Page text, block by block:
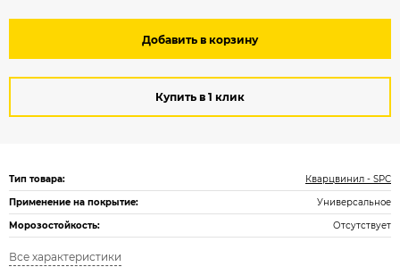
Добавить в корзину
Купить в 1 клик
Тип товара:
Кварцвинил - SPC
Применение на покрытие:
Универсальное
Морозостойкость:
Отсутствует
Все характеристики